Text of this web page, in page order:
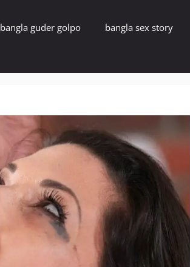
bangla guder golpo bangla sex story